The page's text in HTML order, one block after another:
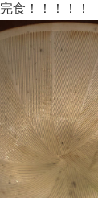
食！！！！！